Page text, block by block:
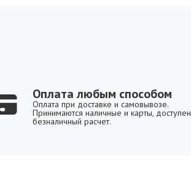
Оплата любым способом
Оплата при доставке и самовывозе.
Принимаются наличные и карты, доступен
безналичный расчет.